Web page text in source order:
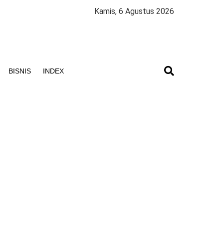
Kamis, 6 Agustus 2026
BISNIS INDEX